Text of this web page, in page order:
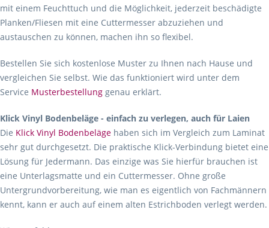
mit einem Feuchttuch und die Möglichkeit, jederzeit beschädigte
Planken/Fliesen mit eine Cuttermesser abzuziehen und
austauschen zu können, machen ihn so flexibel.
Bestellen Sie sich kostenlose Muster zu Ihnen nach Hause und
vergleichen Sie selbst. Wie das funktioniert wird unter dem
Service Musterbestellung genau erklärt.
Klick Vinyl Bodenbeläge - einfach zu verlegen, auch für Laien
Die Klick Vinyl Bodenbeläge haben sich im Vergleich zum Laminat
sehr gut durchgesetzt. Die praktische Klick-Verbindung bietet eine
Lösung für Jedermann. Das einzige was Sie hierfür brauchen ist
eine Unterlagsmatte und ein Cuttermesser. Ohne große
Untergrundvorbereitung, wie man es eigentlich von Fachmännern
kennt, kann er auch auf einem alten Estrichboden verlegt werden.